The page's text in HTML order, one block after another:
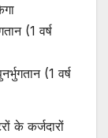
(1 वर्ष
(1 वर्ष
के कर्जदारों